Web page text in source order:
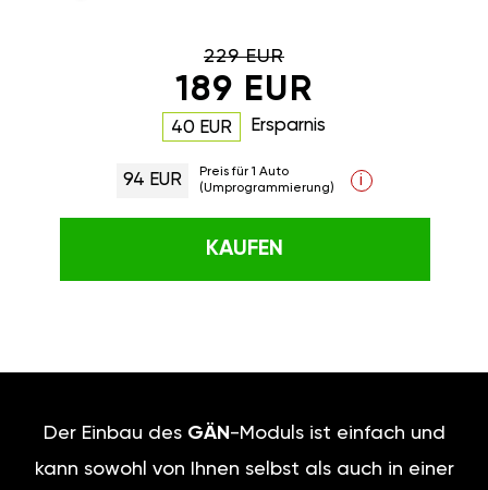
229 EUR
189 EUR
40 EUR Ersparnis
94 EUR
Preis für 1 Auto
(Umprogrammierung)
i
KAUFEN
Der Einbau des GÄN -Moduls ist einfach und
kann sowohl von Ihnen selbst als auch in einer